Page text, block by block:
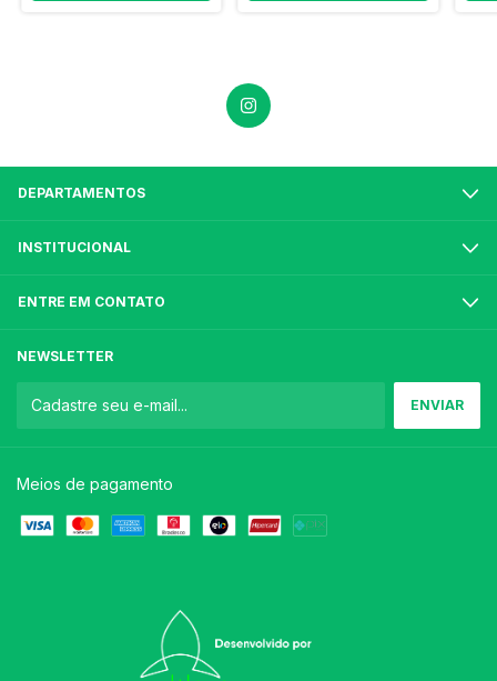
DEPARTAMENTOS
INSTITUCIONAL
ENTRE EM CONTATO
NEWSLETTER
Meios de pagamento